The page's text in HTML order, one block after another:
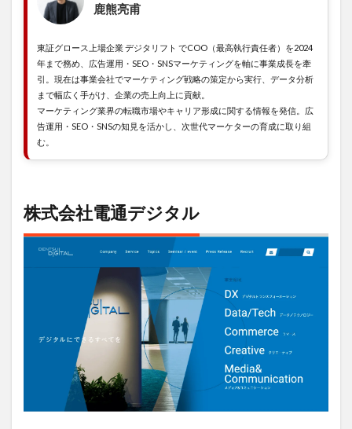
ケー
ショ
5
株式
会社
トル
6
株式
ービ
ック
7
まと
鹿熊亮甫
東証グロース上場企業 デジタリフト でCOO（最高執行責任者）を2024
年まで務め、広告運用・SEO・SNSマーケティングを軸に事業成長を牽
引。現在は事業会社でマーケティング戦略の策定から実行、データ分析
まで幅広く手がけ、企業の売上向上に貢献。
マーケティング業界の転職市場やキャリア形成に関する情報を発信。広
告運用・SEO・SNSの知見を活かし、次世代マーケターの育成に取り組
む。
株式会社電通デジタル